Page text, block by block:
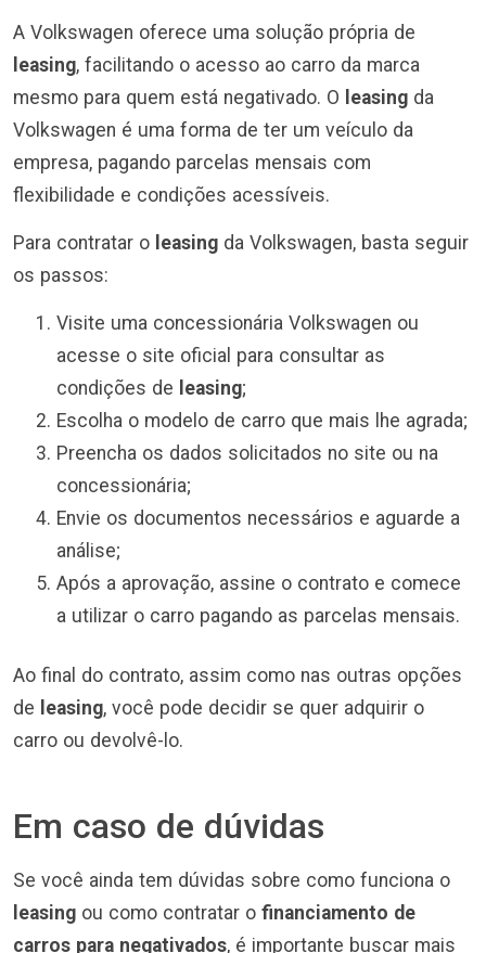
A Volkswagen oferece uma solução própria de
leasing, facilitando o acesso ao carro da marca
mesmo para quem está negativado. O leasing da
Volkswagen é uma forma de ter um veículo da
empresa, pagando parcelas mensais com
flexibilidade e condições acessíveis.
Para contratar o leasing da Volkswagen, basta seguir
os passos:
Visite uma concessionária Volkswagen ou
acesse o site oficial para consultar as
condições de leasing;
Escolha o modelo de carro que mais lhe agrada;
Preencha os dados solicitados no site ou na
concessionária;
Envie os documentos necessários e aguarde a
análise;
Após a aprovação, assine o contrato e comece
a utilizar o carro pagando as parcelas mensais.
Ao final do contrato, assim como nas outras opções
de leasing, você pode decidir se quer adquirir o
carro ou devolvê-lo.
Em caso de dúvidas
Se você ainda tem dúvidas sobre como funciona o
leasing ou como contratar o financiamento de
carros para negativados, é importante buscar mais